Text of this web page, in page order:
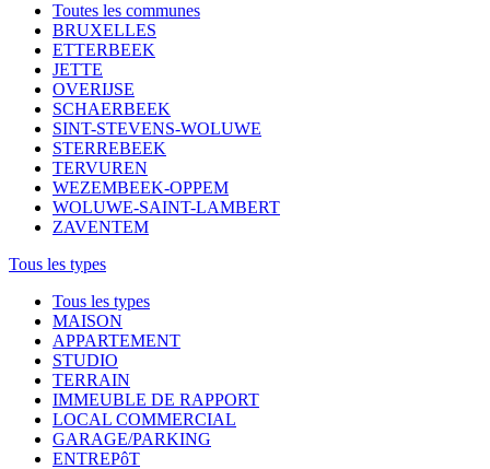
Toutes les communes
BRUXELLES
ETTERBEEK
JETTE
OVERIJSE
SCHAERBEEK
SINT-STEVENS-WOLUWE
STERREBEEK
TERVUREN
WEZEMBEEK-OPPEM
WOLUWE-SAINT-LAMBERT
ZAVENTEM
Tous les types
Tous les types
MAISON
APPARTEMENT
STUDIO
TERRAIN
IMMEUBLE DE RAPPORT
LOCAL COMMERCIAL
GARAGE/PARKING
ENTREPôT